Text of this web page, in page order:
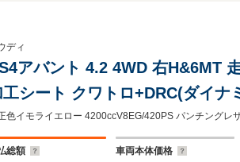
ディ
アバント 4.2 4WD 右H&6MT
工シート クワトロ+DRC(ダイナ
ラーSR カーボントリム カロッ
ラレコ
総額 車両本体価格